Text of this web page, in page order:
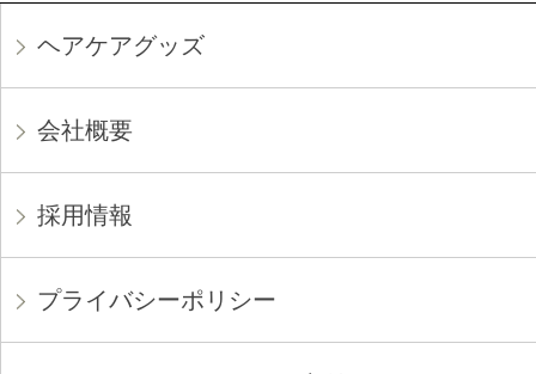
ヘアケアグッズ
会社概要
採用情報
プライバシーポリシー